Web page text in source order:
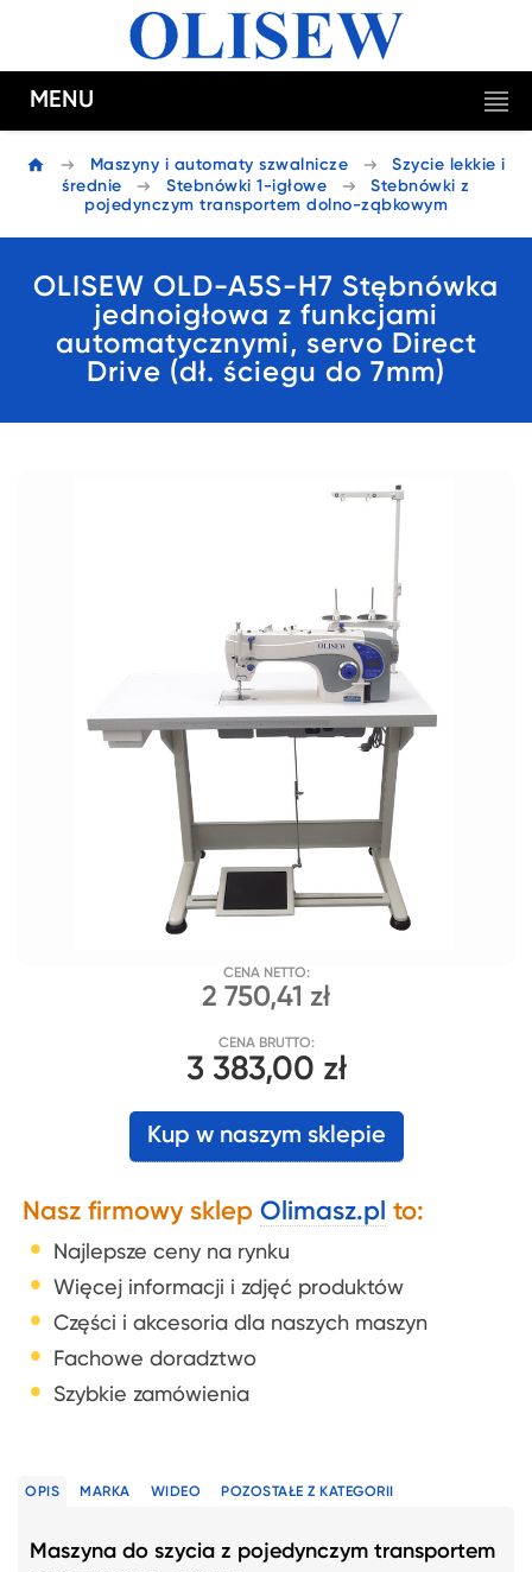
MENU
Maszyny i automaty szwalnicze
Szycie lekkie i
średnie
Stebnówki 1-igłowe
Stebnówki z
pojedynczym transportem dolno-ząbkowym
OLISEW OLD-A5S-H7 Stębnówka
jednoigłowa z funkcjami
automatycznymi, servo Direct
Drive (dł. ściegu do 7mm)
CENA NETTO:
2 750,41 zł
CENA BRUTTO:
3 383,00 zł
Kup w naszym sklepie
Nasz firmowy sklep Olimasz.pl to:
Najlepsze ceny na rynku
Więcej informacji i zdjęć produktów
Części i akcesoria dla naszych maszyn
Fachowe doradztwo
Szybkie zamówienia
OPIS MARKA WIDEO POZOSTAŁE Z KATEGORII
Maszyna do szycia z pojedynczym transportem